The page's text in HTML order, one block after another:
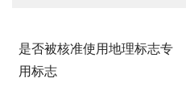
是否被核准使用地理标志专
用标志